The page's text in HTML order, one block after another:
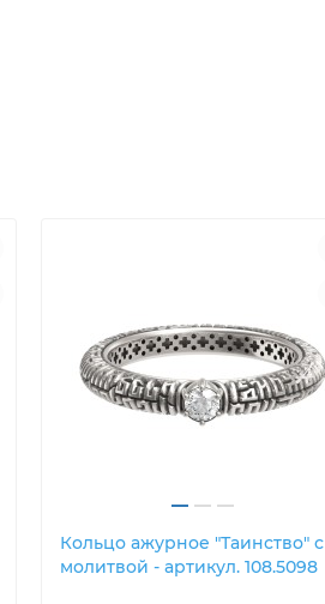
Кольцо ажурное "Таинство" с
молитвой - артикул. 108.5098